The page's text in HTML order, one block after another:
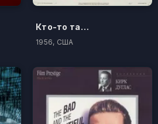
Кто-то там наверху любит меня
1956, США